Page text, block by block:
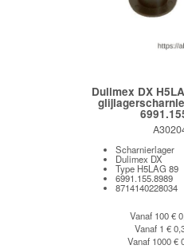
Dulimex DX
Scharnierlager
Dulimex DX
Type H5LAG 89
6991.155.8989
8714140228034
Vanaf 100€
Vanaf 1 €
Vanaf 1000€